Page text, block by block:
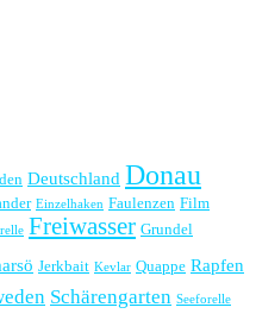
Deutschland Donau
Einzelhaken Faulenzen Film
Freiwasser Grundel
Jerkbait Kevlar Quappe Rapfen
Schärengarten Seeforelle